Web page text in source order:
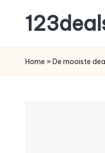
leukste
deals
Home » De mooiste